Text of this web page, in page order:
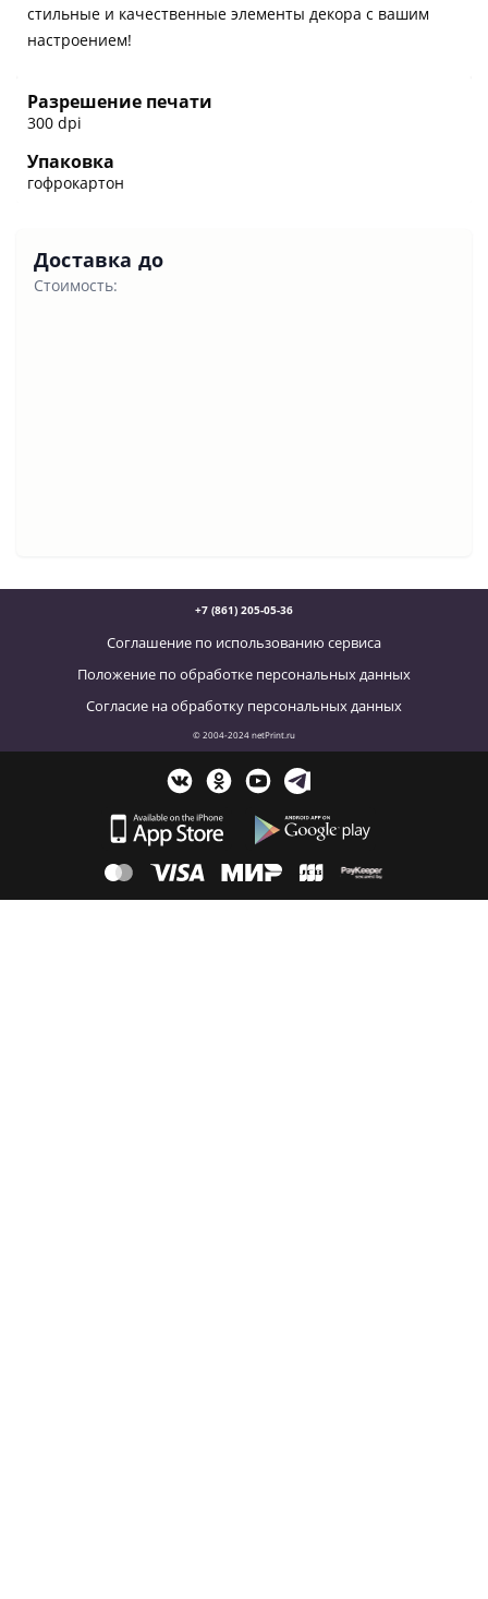
стильные и качественные элементы декора с вашим
настроением!
Разрешение печати
300 dpi
Упаковка
гофрокартон
Доставка до
Стоимость:
+7 (861) 205-05-36
Соглашение по использованию сервиса
Положение по обработке персональных данных
Согласие на обработку персональных данных
© 2004-2024 netPrint.ru